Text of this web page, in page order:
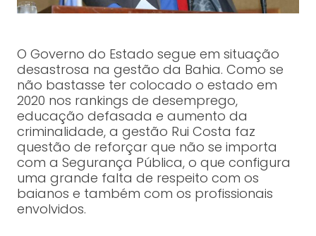
O Governo do Estado segue em situação
desastrosa na gestão da Bahia. Como se
não bastasse ter colocado o estado em
2020 nos rankings de desemprego,
educação defasada e aumento da
criminalidade, a gestão Rui Costa faz
questão de reforçar que não se importa
com a Segurança Pública, o que configura
uma grande falta de respeito com os
baianos e também com os profissionais
envolvidos.